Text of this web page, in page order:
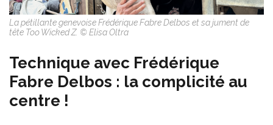
La pétillante genevoise Frédérique Fabre Delbos et sa jument de
tête Too Wicked Z. © Elisa Oltra
Technique avec Frédérique
Fabre Delbos : la complicité au
centre !